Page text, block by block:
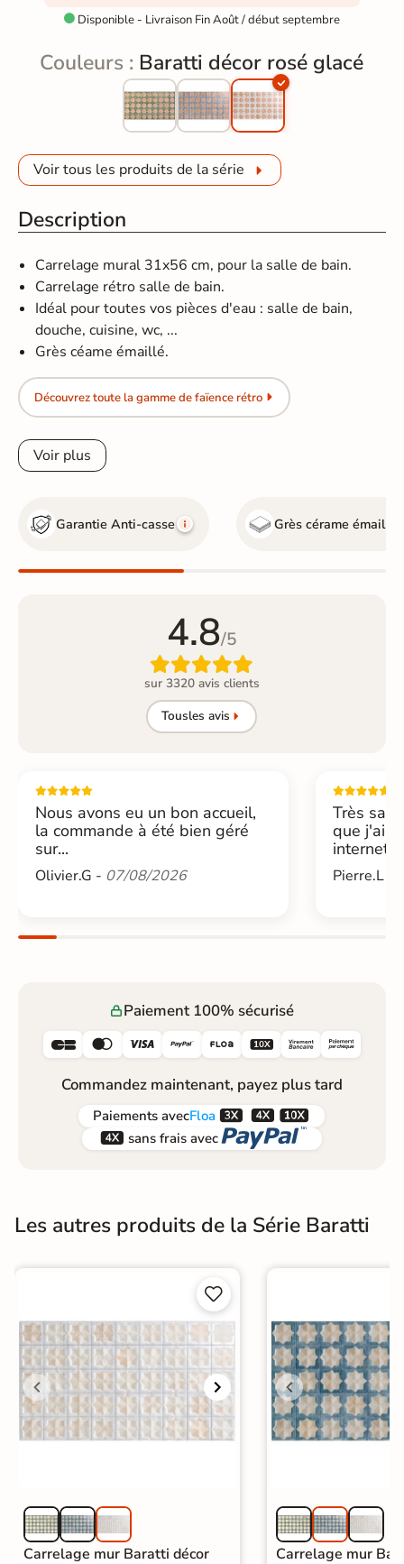
 Disponible - Livraison Fin Août / début septembre
Couleurs : Baratti décor rosé glacé
Voir tous les produits de la série
Description
Carrelage mural 31x56 cm, pour la salle de bain.
Carrelage rétro salle de bain.
Idéal pour toutes vos pièces d'eau : salle de bain,
douche, cuisine, wc, ...
Grès céame émaillé.
Découvrez toute la gamme de faïence rétro
Voir plus
Garantie Anti-casse Grès cérame émaillé
4.8/5

sur 3320 avis clients
Tousles avis
Nous avons eu un bon accueil,
la commande à été bien géré
sur...
Olivier.G - 07/08/2026
Très
que j'ai
internet....
Pierre.L -
Paiement 100% sécurisé
     
Commandez maintenant, payez plus tard
Paiements avecFloa  
 sans frais avec 
Les autres produits de la Série Baratti


Carrelage mur Baratti décor
Carrelage mur